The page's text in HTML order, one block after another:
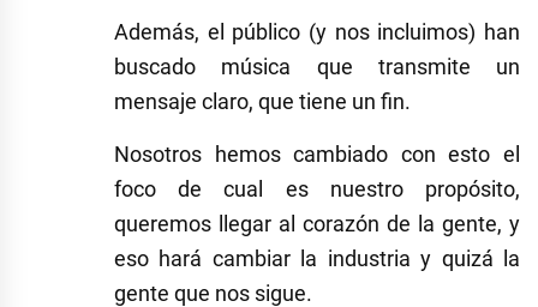
Además, el público (y nos incluimos) han
buscado música que transmite un
mensaje claro, que tiene un fin.
Nosotros hemos cambiado con esto el
foco de cual es nuestro propósito,
queremos llegar al corazón de la gente, y
eso hará cambiar la industria y quizá la
gente que nos sigue.